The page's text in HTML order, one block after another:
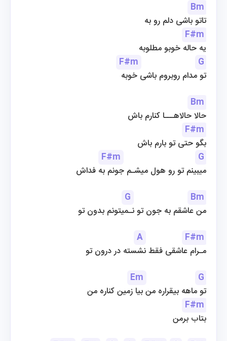
Bm
تاتو باشی دلم رو به
F#m
یه حاله خوبو مطلوبه
F#m
G
تو مدام روبروم باشی خوبه
Bm
حالا حالاهـــا کنارم باش
F#m
بگو حتی تو بارم باش
F#m
G
میبینم تو رو هول میشـم جونم به فداش
G
Bm
من عاشقم به جون تو نـمیتونم بدون تو
A
F#m
مـرام عاشقی فقط نشسته در درون تو
Em
G
تو ماهه بیقراره من بیا زمین کناره من
F#m
بتاب برمن